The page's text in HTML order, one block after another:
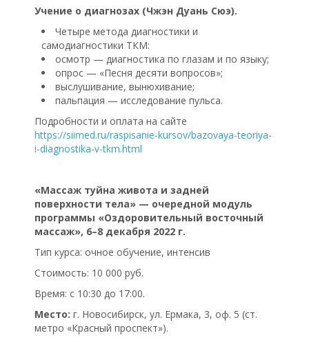
Учение о диагнозах (Чжэн Дуань Сюэ).
Четыре метода диагностики и
самодиагностики ТКМ:
осмотр — диагностика по глазам и по языку;
опрос — «Песня десяти вопросов»;
выслушивание, вынюхивание;
пальпация — исследование пульса.
Подробности и оплата на сайте
https://siimed.ru/raspisanie-kursov/bazovaya-teoriya-
i-diagnostika-v-tkm.html
«Массаж туйна живота и задней
поверхности тела» — очередной модуль
программы «Оздоровительный восточный
массаж», 6–8 декабря 2022 г.
Тип курса: очное обучение, интенсив
Стоимость: 10 000 руб.
Время: с 10:30 до 17:00.
Место: г. Новосибирск, ул. Ермака, 3, оф. 5 (ст.
метро «Красный проспект»).